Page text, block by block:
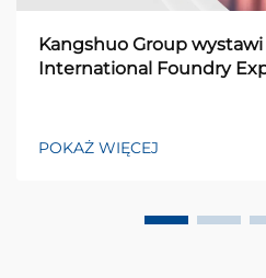
Kangshuo Group wystawi
International Foundry
POKAŻ WIĘCEJ